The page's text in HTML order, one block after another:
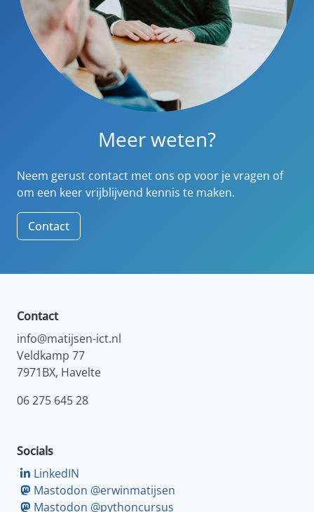
Meer weten?
Neem gerust contact met ons op voor je vragen of
om een keer vrijblijvend kennis te maken.
Contact
Contact
info@matijsen-ict.nl
Veldkamp 77
7971BX, Havelte
06 275 645 28
Socials
LinkedIN
Mastodon @erwinmatijsen
Mastodon @pythoncursus